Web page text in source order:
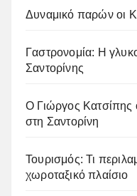
Δυναμικό παρών οι
Γαστρονομία: Η
Σαντορίνης
Ο Γιώργος Κατσίπης
στη Σαντορίνη
Τουρισμός: Τι
χωροταξικό πλαίσιο